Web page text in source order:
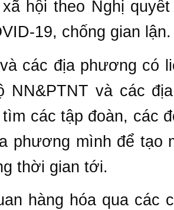
hội theo Nghị
19, chống gian lận.
các địa phương có
NN&PTNT và các
các tập đoàn, các
phương mình để tạo
thời gian tới.
hàng hóa qua các